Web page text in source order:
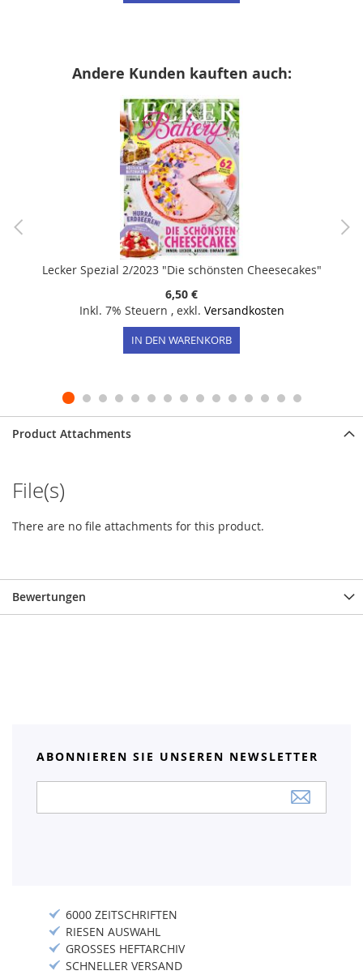
Andere Kunden kauften auch:
Lecker Spezial 2/2023 "Die schönsten Cheesecakes"
6,50 €
Inkl. 7% Steuern , exkl. Versandkosten
IN DEN WARENKORB
Product Attachments
File(s)
There are no file attachments for this product.
Bewertungen
ABONNIEREN SIE UNSEREN NEWSLETTER
Newsletter:
6000 ZEITSCHRIFTEN
RIESEN AUSWAHL
GROSSES HEFTARCHIV
SCHNELLER VERSAND